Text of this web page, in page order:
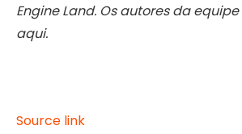
Engine Land. Os autores da
aqui.
Source link